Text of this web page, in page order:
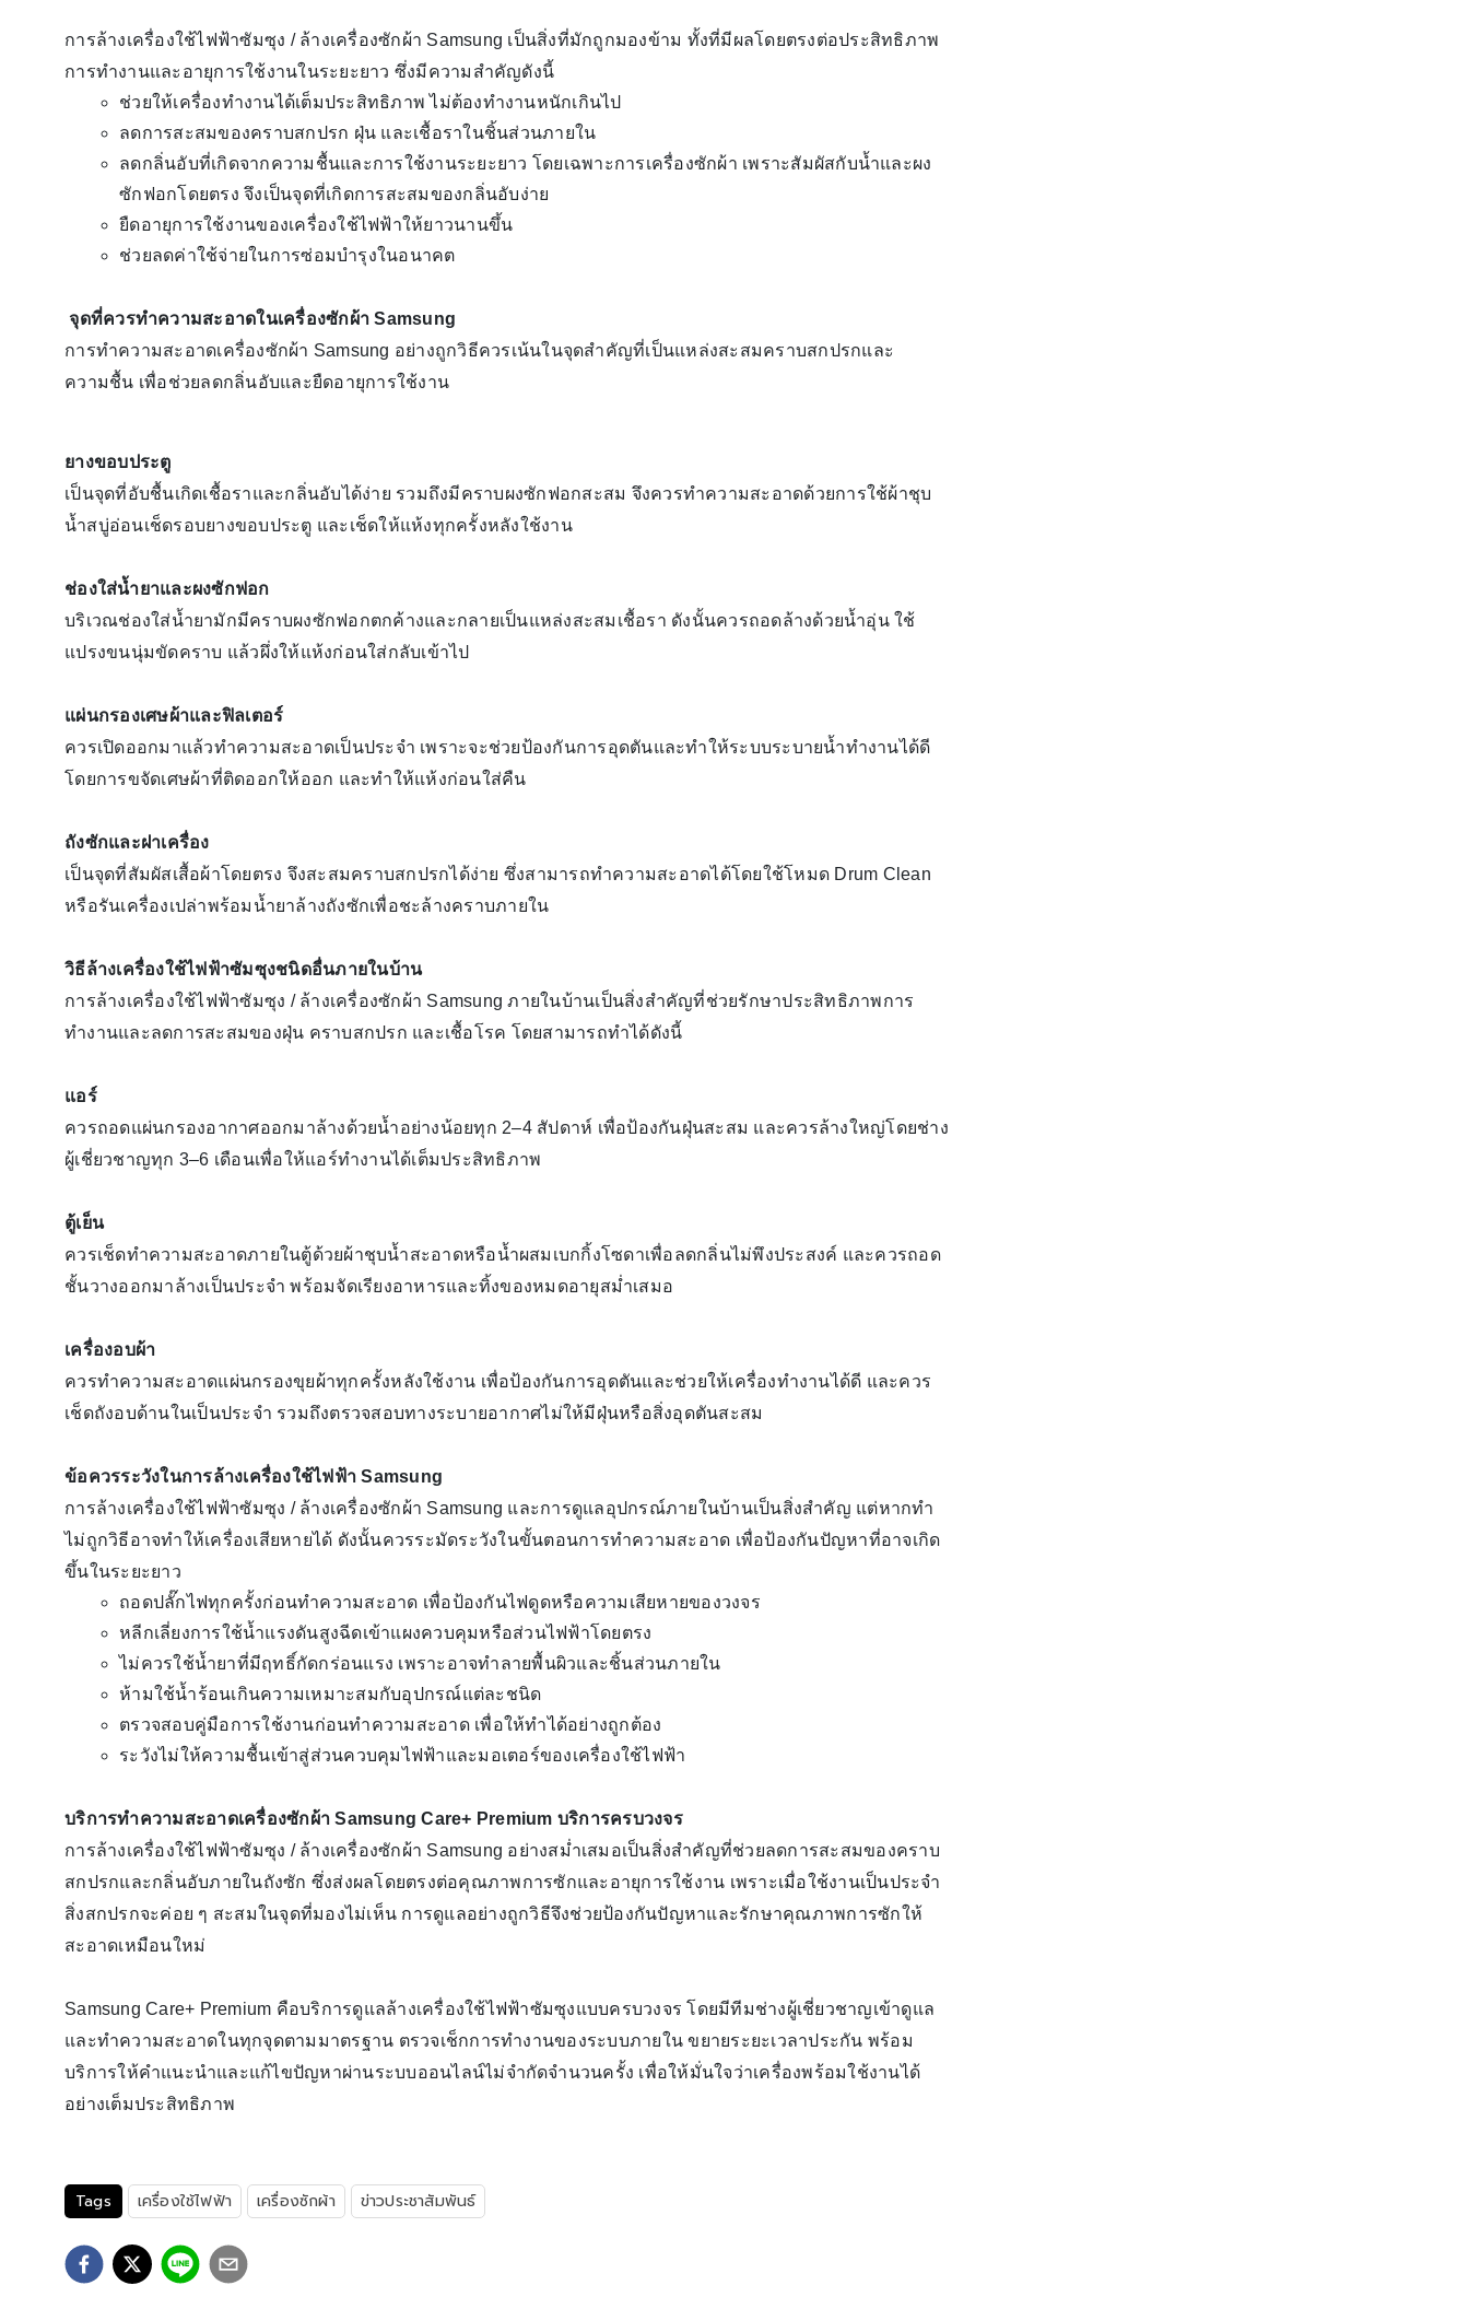
การล้างเครื่องใช้ไฟฟ้าซัมซุง / ล้างเครื่องซักผ้า Samsung เป็นสิ่งที่มักถูกมองข้าม ทั้งที่มีผลโดยตรงต่อประสิทธิภาพ
การทำงานและอายุการใช้งานในระยะยาว ซึ่งมีความสำคัญดังนี้
ช่วยให้เครื่องทำงานได้เต็มประสิทธิภาพ ไม่ต้องทำงานหนักเกินไป
ลดการสะสมของคราบสกปรก ฝุ่น และเชื้อราในชิ้นส่วนภายใน
ลดกลิ่นอับที่เกิดจากความชื้นและการใช้งานระยะยาว โดยเฉพาะการเครื่องซักผ้า เพราะสัมผัสกับน้ำและผง
ซักฟอกโดยตรง จึงเป็นจุดที่เกิดการสะสมของกลิ่นอับง่าย
ยืดอายุการใช้งานของเครื่องใช้ไฟฟ้าให้ยาวนานขึ้น
ช่วยลดค่าใช้จ่ายในการซ่อมบำรุงในอนาคต
จุดที่ควรทำความสะอาดในเครื่องซักผ้า Samsung
การทำความสะอาดเครื่องซักผ้า Samsung อย่างถูกวิธีควรเน้นในจุดสำคัญที่เป็นแหล่งสะสมคราบสกปรกและ
ความชื้น เพื่อช่วยลดกลิ่นอับและยืดอายุการใช้งาน
ยางขอบประตู
เป็นจุดที่อับชื้นเกิดเชื้อราและกลิ่นอับได้ง่าย รวมถึงมีคราบผงซักฟอกสะสม จึงควรทำความสะอาดด้วยการใช้ผ้าชุบ
น้ำสบู่อ่อนเช็ดรอบยางขอบประตู และเช็ดให้แห้งทุกครั้งหลังใช้งาน
ช่องใส่น้ำยาและผงซักฟอก
บริเวณช่องใส่น้ำยามักมีคราบผงซักฟอกตกค้างและกลายเป็นแหล่งสะสมเชื้อรา ดังนั้นควรถอดล้างด้วยน้ำอุ่น ใช้
แปรงขนนุ่มขัดคราบ แล้วผึ่งให้แห้งก่อนใส่กลับเข้าไป
แผ่นกรองเศษผ้าและฟิลเตอร์
ควรเปิดออกมาแล้วทำความสะอาดเป็นประจำ เพราะจะช่วยป้องกันการอุดตันและทำให้ระบบระบายน้ำทำงานได้ดี
โดยการขจัดเศษผ้าที่ติดออกให้ออก และทำให้แห้งก่อนใส่คืน
ถังซักและฝาเครื่อง
เป็นจุดที่สัมผัสเสื้อผ้าโดยตรง จึงสะสมคราบสกปรกได้ง่าย ซึ่งสามารถทำความสะอาดได้โดยใช้โหมด Drum Clean
หรือรันเครื่องเปล่าพร้อมน้ำยาล้างถังซักเพื่อชะล้างคราบภายใน
วิธีล้างเครื่องใช้ไฟฟ้าซัมซุงชนิดอื่นภายในบ้าน
การล้างเครื่องใช้ไฟฟ้าซัมซุง / ล้างเครื่องซักผ้า Samsung ภายในบ้านเป็นสิ่งสำคัญที่ช่วยรักษาประสิทธิภาพการ
ทำงานและลดการสะสมของฝุ่น คราบสกปรก และเชื้อโรค โดยสามารถทำได้ดังนี้
แอร์
ควรถอดแผ่นกรองอากาศออกมาล้างด้วยน้ำอย่างน้อยทุก 2–4 สัปดาห์ เพื่อป้องกันฝุ่นสะสม และควรล้างใหญ่โดยช่าง
ผู้เชี่ยวชาญทุก 3–6 เดือนเพื่อให้แอร์ทำงานได้เต็มประสิทธิภาพ
ตู้เย็น
ควรเช็ดทำความสะอาดภายในตู้ด้วยผ้าชุบน้ำสะอาดหรือน้ำผสมเบกกิ้งโซดาเพื่อลดกลิ่นไม่พึงประสงค์ และควรถอด
ชั้นวางออกมาล้างเป็นประจำ พร้อมจัดเรียงอาหารและทิ้งของหมดอายุสม่ำเสมอ
เครื่องอบผ้า
ควรทำความสะอาดแผ่นกรองขุยผ้าทุกครั้งหลังใช้งาน เพื่อป้องกันการอุดตันและช่วยให้เครื่องทำงานได้ดี และควร
เช็ดถังอบด้านในเป็นประจำ รวมถึงตรวจสอบทางระบายอากาศไม่ให้มีฝุ่นหรือสิ่งอุดตันสะสม
ข้อควรระวังในการล้างเครื่องใช้ไฟฟ้า Samsung
การล้างเครื่องใช้ไฟฟ้าซัมซุง / ล้างเครื่องซักผ้า Samsung และการดูแลอุปกรณ์ภายในบ้านเป็นสิ่งสำคัญ แต่หากทำ
ไม่ถูกวิธีอาจทำให้เครื่องเสียหายได้ ดังนั้นควรระมัดระวังในขั้นตอนการทำความสะอาด เพื่อป้องกันปัญหาที่อาจเกิด
ขึ้นในระยะยาว
ถอดปลั๊กไฟทุกครั้งก่อนทำความสะอาด เพื่อป้องกันไฟดูดหรือความเสียหายของวงจร
หลีกเลี่ยงการใช้น้ำแรงดันสูงฉีดเข้าแผงควบคุมหรือส่วนไฟฟ้าโดยตรง
ไม่ควรใช้น้ำยาที่มีฤทธิ์กัดกร่อนแรง เพราะอาจทำลายพื้นผิวและชิ้นส่วนภายใน
ห้ามใช้น้ำร้อนเกินความเหมาะสมกับอุปกรณ์แต่ละชนิด
ตรวจสอบคู่มือการใช้งานก่อนทำความสะอาด เพื่อให้ทำได้อย่างถูกต้อง
ระวังไม่ให้ความชื้นเข้าสู่ส่วนควบคุมไฟฟ้าและมอเตอร์ของเครื่องใช้ไฟฟ้า
บริการทำความสะอาดเครื่องซักผ้า Samsung Care+ Premium บริการครบวงจร
การล้างเครื่องใช้ไฟฟ้าซัมซุง / ล้างเครื่องซักผ้า Samsung อย่างสม่ำเสมอเป็นสิ่งสำคัญที่ช่วยลดการสะสมของคราบ
สกปรกและกลิ่นอับภายในถังซัก ซึ่งส่งผลโดยตรงต่อคุณภาพการซักและอายุการใช้งาน เพราะเมื่อใช้งานเป็นประจำ
สิ่งสกปรกจะค่อย ๆ สะสมในจุดที่มองไม่เห็น การดูแลอย่างถูกวิธีจึงช่วยป้องกันปัญหาและรักษาคุณภาพการซักให้
สะอาดเหมือนใหม่
Samsung Care+ Premium คือบริการดูแลล้างเครื่องใช้ไฟฟ้าซัมซุงแบบครบวงจร โดยมีทีมช่างผู้เชี่ยวชาญเข้าดูแล
และทำความสะอาดในทุกจุดตามมาตรฐาน ตรวจเช็กการทำงานของระบบภายใน ขยายระยะเวลาประกัน พร้อม
บริการให้คำแนะนำและแก้ไขปัญหาผ่านระบบออนไลน์ไม่จำกัดจำนวนครั้ง เพื่อให้มั่นใจว่าเครื่องพร้อมใช้งานได้
อย่างเต็มประสิทธิภาพ
Tags เครื่องใช้ไฟฟ้า เครื่องซักผ้า ข่าวประชาสัมพันธ์